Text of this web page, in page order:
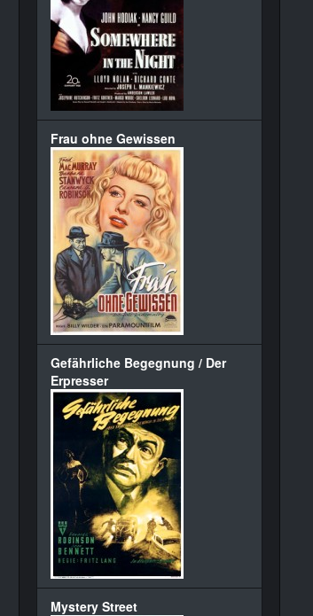
Frau ohne Gewissen
Gefährliche Begegnung / Der
Erpresser
Mystery Street